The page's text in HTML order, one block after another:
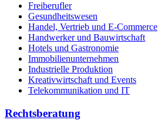
Freiberufler
Gesundheitswesen
Handel, Vertrieb und E-Commerce
Handwerker und Bauwirtschaft
Hotels und Gastronomie
Immobilienunternehmen
Industrielle Produktion
Kreativwirtschaft und Events
Telekommunikation und IT
Rechtsberatung